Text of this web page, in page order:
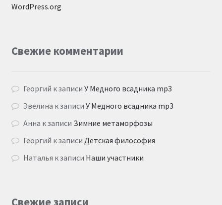
WordPress.org
Свежие комментарии
Георгий к записиУ Медного всадника mp3
Эвелина к записиУ Медного всадника mp3
Анна к записи Зимние метаморфозы
Георгий к записиДетская философия
Наталья к записи Наши участники
Свежие записи